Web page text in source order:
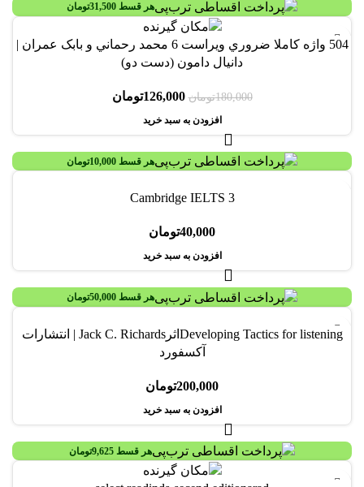
هر قسط 31,500تومان
504 واژه کاملا ضروري ویراست 6 محمد رحماني و بابک عمران |
دانيال دامون (دست دو)
180,000تومان 126,000تومان
افزودن به سبد خرید
هر قسط 10,000تومان
Cambridge IELTS 3
40,000تومان
افزودن به سبد خرید
هر قسط 50,000تومان
Developing Tactics for listeningاثرJack C. Richards | انتشارات
آکسفورد
200,000تومان
افزودن به سبد خرید
هر قسط 9,625تومان